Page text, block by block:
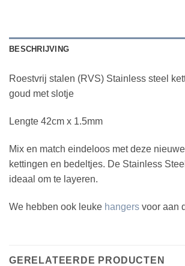
BESCHRIJVING
Roestvrij stalen (RVS) Stainless steel
goud met slotje
Lengte 42cm x 1.5mm
Mix en match eindeloos met deze
kettingen en bedeltjes. De Stainless
ideaal om te layeren.
We hebben ook leuke hangers voor aan
GERELATEERDE PRODUCTEN